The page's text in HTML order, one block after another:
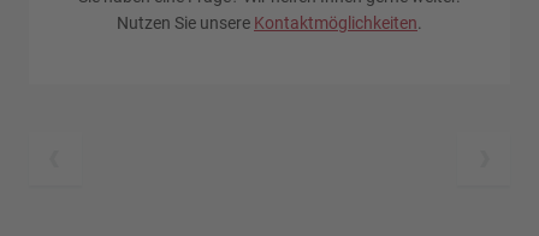
Nutzen Sie unsere Kontaktmöglichkeiten.